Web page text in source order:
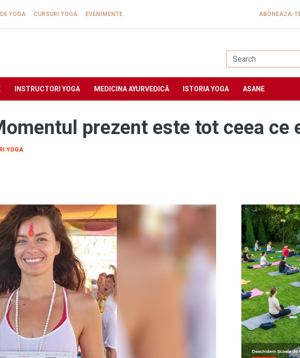
YOGA CURSURI YOGA EVENIMENTE ABONEAZA-
INSTRUCTORI YOGA MEDICINA AYURVEDICĂ ISTORIA YOGA ASANE
YOGA
prezent este tot ceea ce
Image